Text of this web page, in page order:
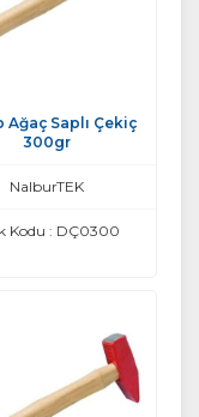
Ağaç Saplı Çekiç
300gr
NalburTEK
Kodu : DÇ0300